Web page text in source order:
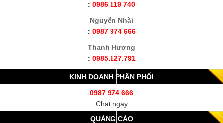
: 0986 119 740
Nguyễn Nhài
: 0987 974 666
Thanh Hương
: 0985.127.791
KINH DOANH PHÂN PHỐI
0987 974 666
Chat ngay
QUẢNG CÁO